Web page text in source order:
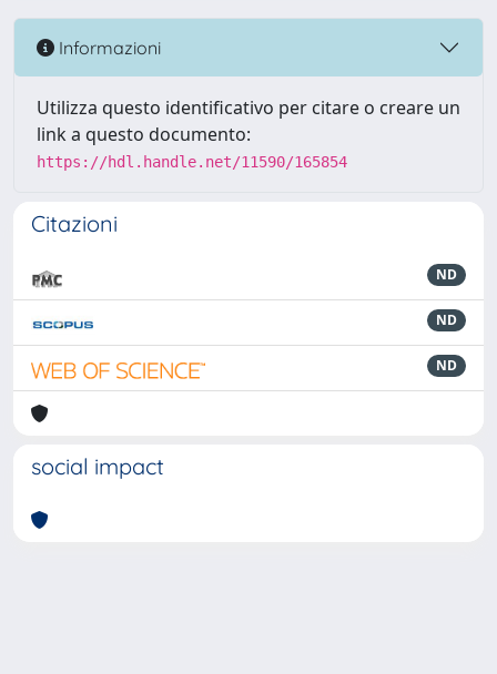
Informazioni
Utilizza questo identificativo per citare o creare un
link a questo documento:
https://hdl.handle.net/11590/165854
Citazioni
ND
ND
ND
social impact